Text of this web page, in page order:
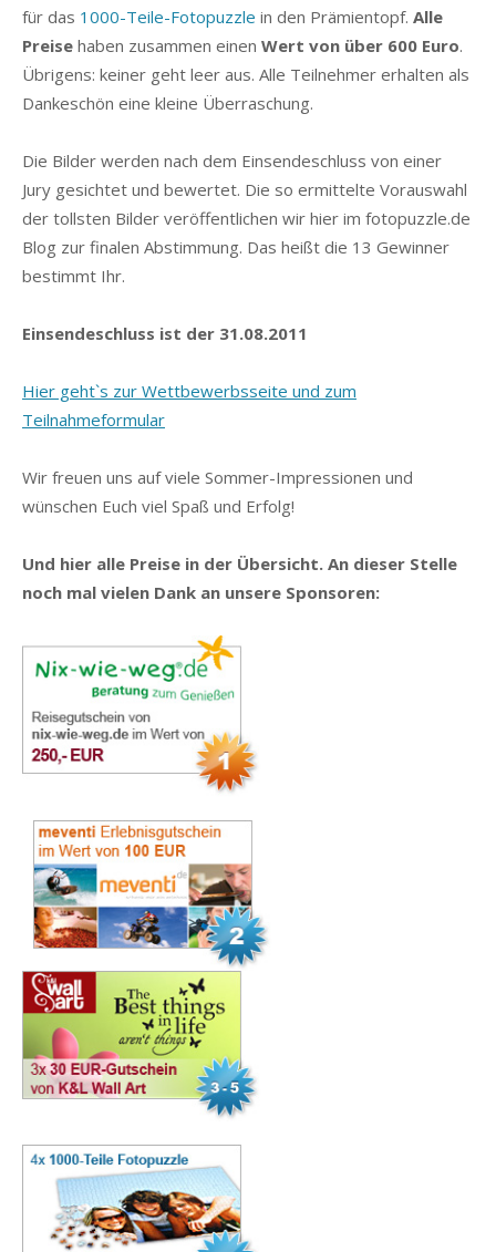
für das 1000-Teile-Fotopuzzle in den Prämientopf. Alle
Preise haben zusammen einen Wert von über 600 Euro.
Übrigens: keiner geht leer aus. Alle Teilnehmer erhalten als
Dankeschön eine kleine Überraschung.
Die Bilder werden nach dem Einsendeschluss von einer
Jury gesichtet und bewertet. Die so ermittelte Vorauswahl
der tollsten Bilder veröffentlichen wir hier im fotopuzzle.de
Blog zur finalen Abstimmung. Das heißt die 13 Gewinner
bestimmt Ihr.
Einsendeschluss ist der 31.08.2011
Hier geht`s zur Wettbewerbsseite und zum
Teilnahmeformular
Wir freuen uns auf viele Sommer-Impressionen und
wünschen Euch viel Spaß und Erfolg!
Und hier alle Preise in der Übersicht. An dieser Stelle
noch mal vielen Dank an unsere Sponsoren: